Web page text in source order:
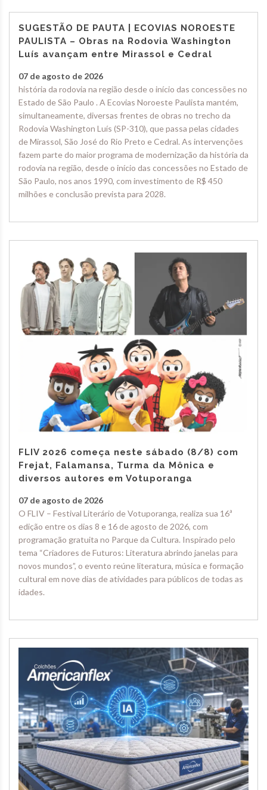
SUGESTÃO DE PAUTA | ECOVIAS NOROESTE
PAULISTA – Obras na Rodovia Washington
Luís avançam entre Mirassol e Cedral
07 de agosto de 2026
história da rodovia na região desde o início das concessões no
Estado de São Paulo . A Ecovias Noroeste Paulista mantém,
simultaneamente, diversas frentes de obras no trecho da
Rodovia Washington Luís (SP-310), que passa pelas cidades
de Mirassol, São José do Rio Preto e Cedral. As intervenções
fazem parte do maior programa de modernização da história da
rodovia na região, desde o início das concessões no Estado de
São Paulo, nos anos 1990, com investimento de R$ 450
milhões e conclusão prevista para 2028.
FLIV 2026 começa neste sábado (8/8) com
Frejat, Falamansa, Turma da Mônica e
diversos autores em Votuporanga
07 de agosto de 2026
O FLIV – Festival Literário de Votuporanga, realiza sua 16ª
edição entre os dias 8 e 16 de agosto de 2026, com
programação gratuita no Parque da Cultura. Inspirado pelo
tema “Criadores de Futuros: Literatura abrindo janelas para
novos mundos”, o evento reúne literatura, música e formação
cultural em nove dias de atividades para públicos de todas as
idades.